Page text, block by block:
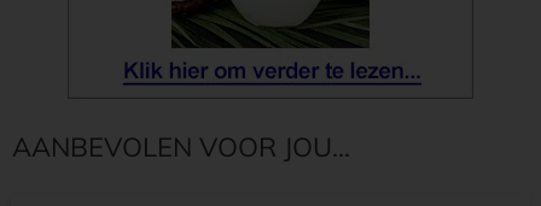
AANBEVOLEN VOOR JOU...